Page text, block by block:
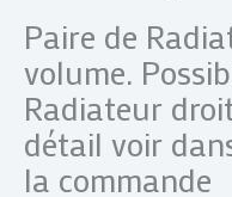
Paire de
volume.
Radiateur
détail voir
la commande